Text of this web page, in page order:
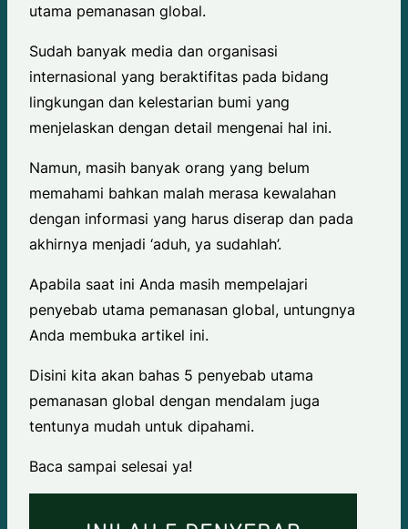
utama pemanasan global.
Sudah banyak media dan organisasi
internasional yang beraktifitas pada bidang
lingkungan dan kelestarian bumi yang
menjelaskan dengan detail mengenai hal ini.
Namun, masih banyak orang yang belum
memahami bahkan malah merasa kewalahan
dengan informasi yang harus diserap dan pada
akhirnya menjadi ‘aduh, ya sudahlah’.
Apabila saat ini Anda masih mempelajari
penyebab utama pemanasan global, untungnya
Anda membuka artikel ini.
Disini kita akan bahas 5 penyebab utama
pemanasan global dengan mendalam juga
tentunya mudah untuk dipahami.
Baca sampai selesai ya!